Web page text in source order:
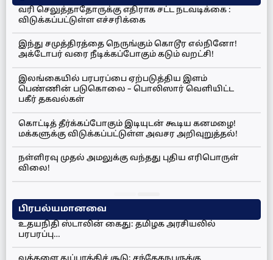
வரி செலுத்தாதோருக்கு எதிராக சட்ட நடவடிக்கை :
விடுக்கப்பட்டுள்ள எச்சரிக்கை
இந்து சமுத்திரத்தை நெருங்கும் கொடூர எல்நினோ!
அக்டோபர் வரை நீடிக்கப்போகும் கடும் வறட்சி!
இலங்கையில் பரபரப்பை ஏற்படுத்திய இளம்
பெண்ணின் படுகொலை – பொலிஸார் வெளியிட்ட
பகீர் தகவல்கள்
கொட்டித் தீர்க்கப்போகும் இடியுடன் கூடிய கனமழை!
மக்களுக்கு விடுக்கப்பட்டுள்ள அவசர அறிவுறுத்தல்!
நள்ளிரவு முதல் அமலுக்கு வந்தது புதிய எரிபொருள்
விலை!
பிரபல்யமானவை
உதயநிதி ஸ்டாலின் கைது: தமிழக அரசியலில்
பரபரப்பு…